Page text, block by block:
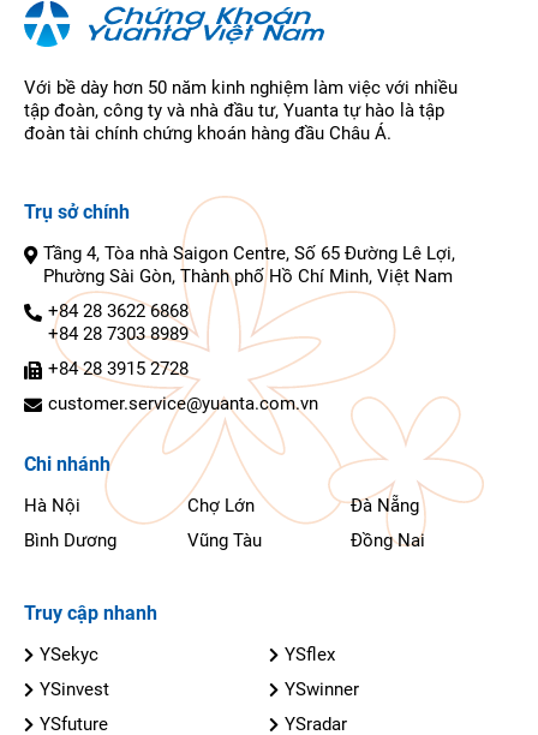
Với bề dày hơn 50 năm kinh nghiệm làm việc với nhiều
tập đoàn, công ty và nhà đầu tư, Yuanta tự hào là tập
đoàn tài chính chứng khoán hàng đầu Châu Á.
Trụ sở chính
Tầng 4, Tòa nhà Saigon Centre, Số 65 Đường Lê Lợi,
Phường Sài Gòn, Thành phố Hồ Chí Minh, Việt Nam
+84 28 3622 6868
+84 28 7303 8989
+84 28 3915 2728
customer.service@yuanta.com.vn
Chi nhánh
Hà Nội Chợ Lớn
Đà Nẵng
Bình Dương
Vũng Tàu Đồng Nai
Truy cập nhanh
YSekyc
YSflex
YSinvest
YSwinner
YSfuture
YSradar